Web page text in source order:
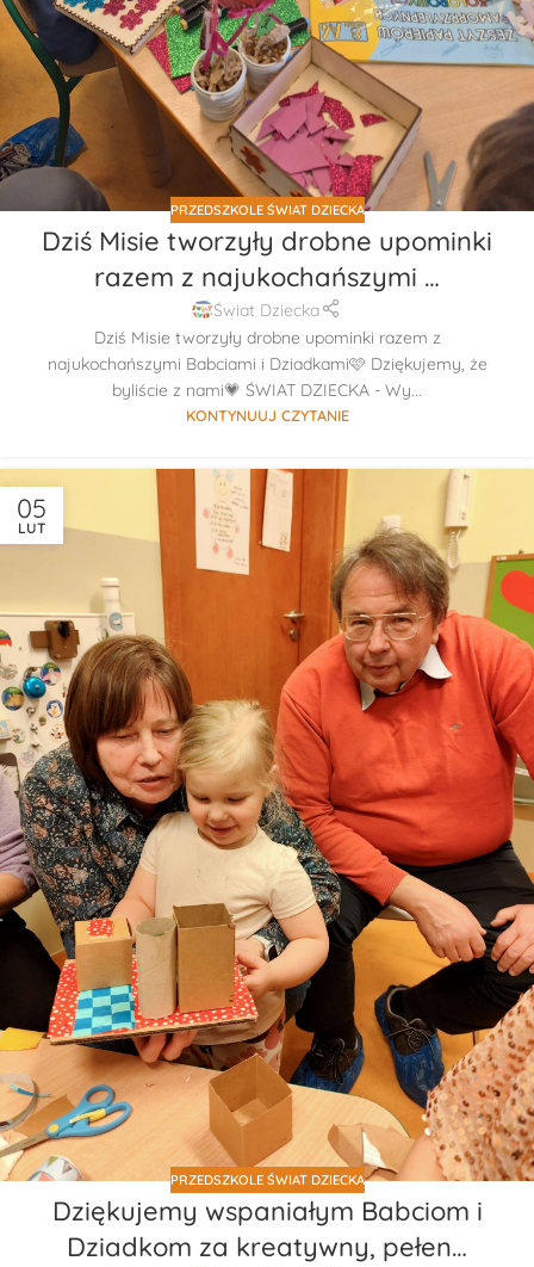
PRZEDSZKOLE ŚWIAT DZIECKA
Dziś Misie tworzyły drobne upominki
razem z najukochańszymi …
Świat Dziecka
Dziś Misie tworzyły drobne upominki razem z
najukochańszymi Babciami i Dziadkami🩷 Dziękujemy, że
byliście z nami💗 ŚWIAT DZIECKA - Wy...
KONTYNUUJ CZYTANIE
05
LUT
PRZEDSZKOLE ŚWIAT DZIECKA
Dziękujemy wspaniałym Babciom i
Dziadkom za kreatywny, pełen…